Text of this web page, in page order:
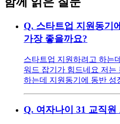
Q. 스타트업 지원동기
가장 좋을까요?
스타트업 지원하려고 하는
워드 잡기가 힘드네요 저는
하는데 지원동기에 동반 성
Q. 여자나이 31 교직원